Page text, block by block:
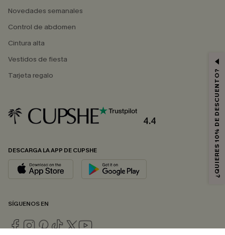
Novedades semanales
Control de abdomen
Cintura alta
Vestidos de fiesta
Tarjeta regalo
4.4
DESCARGA LA APP DE CUPSHE
SÍGUENOS EN
¿QUIERES 10% DE DESCUENTO?